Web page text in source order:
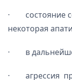
· состояние
некоторая
· в
· агрессия